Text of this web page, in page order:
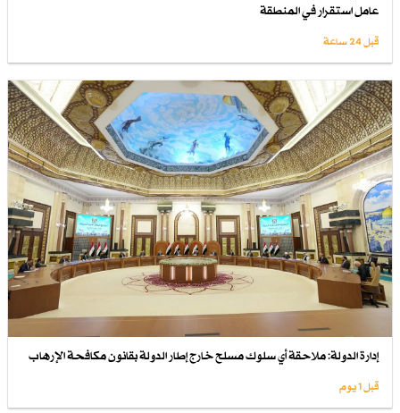
عامل استقرار في المنطقة
قبل 24 ساعة
إدارة الدولة: ملاحقة أي سلوك مسلح خارج إطار الدولة بقانون مكافحة الإرهاب
قبل 1 یوم